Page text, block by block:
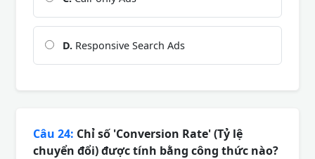
D. Responsive Search Ads
Câu 24: Chỉ số 'Conversion Rate' (Tỷ lệ
chuyển đổi) được tính bằng công thức nào?